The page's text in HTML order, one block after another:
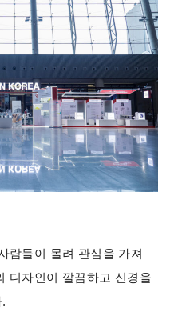
람들이 몰려 관심을 가져
디자인이 깔끔하고 신경을